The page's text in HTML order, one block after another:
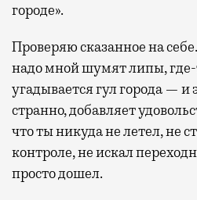
городе».
Проверяю сказанное на
надо мной шумят липы, где-
угадывается гул города — и
странно, добавляет
что ты никуда не летел, не
контроле, не искал
просто дошел.